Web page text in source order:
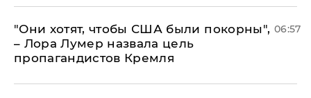
"Они хотят, чтобы США были покорны",
– Лора Лумер назвала цель
пропагандистов Кремля
06:57